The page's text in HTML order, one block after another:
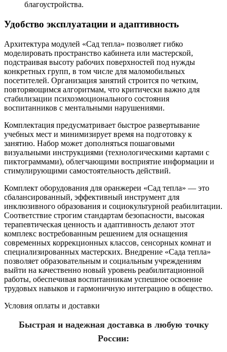
благоустройства.
Удобство эксплуатации и адаптивность
Архитектура модулей «Сад тепла» позволяет гибко
моделировать пространство кабинета или мастерской,
подстраивая высоту рабочих поверхностей под нужды
конкретных групп, в том числе для маломобильных
посетителей. Организация занятий строится по четким,
повторяющимся алгоритмам, что критически важно для
стабилизации психоэмоционального состояния
воспитанников с ментальными нарушениями.
Комплектация предусматривает быстрое развертывание
учебных мест и минимизирует время на подготовку к
занятию. Набор может дополняться пошаговыми
визуальными инструкциями (технологическими картами с
пиктограммами), облегчающими восприятие информации и
стимулирующими самостоятельность действий.
Комплект оборудования для оранжереи «Сад тепла» — это
сбалансированный, эффективный инструмент для
инклюзивного образования и социокультурной реабилитации.
Соответствие строгим стандартам безопасности, высокая
терапевтическая ценность и адаптивность делают этот
комплекс востребованным решением для оснащения
современных коррекционных классов, сенсорных комнат и
специализированных мастерских. Внедрение «Сада тепла»
позволяет образовательным и социальным учреждениям
выйти на качественно новый уровень реабилитационной
работы, обеспечивая воспитанникам успешное освоение
трудовых навыков и гармоничную интеграцию в общество.
Условия оплаты и доставки
Быстрая и надежная доставка в любую точку
России: